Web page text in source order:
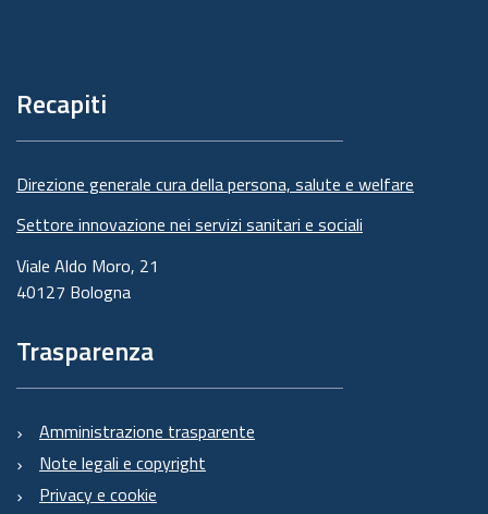
pagina
Recapiti
Direzione generale cura della persona, salute e welfare
Settore innovazione nei servizi sanitari e sociali
Viale Aldo Moro, 21
40127 Bologna
Trasparenza
Amministrazione trasparente
Note legali e copyright
Privacy e cookie